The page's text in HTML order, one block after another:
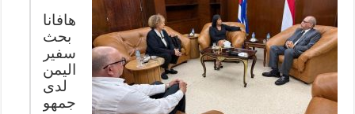
هافانا
بحث
سفير
اليمن
لدى
جمهو